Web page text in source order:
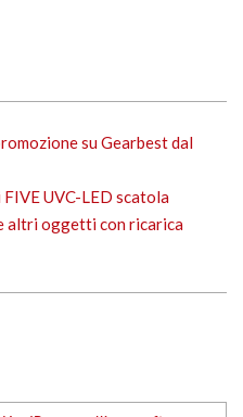
su Gearbest dal
UVC-LED scatola
altri oggetti con ricarica